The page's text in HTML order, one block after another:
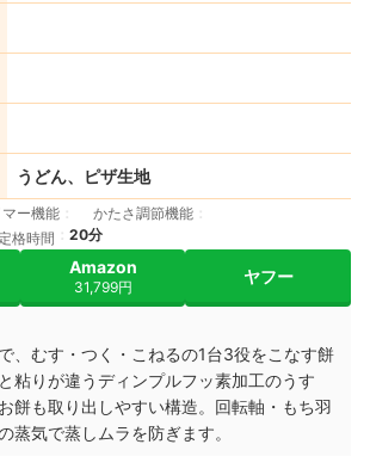
うどん、ピザ生地
ー機能
かたさ調節機能
定格時間 20分
Amazon
31,799円
ヤフー
、むす・つく・こねるの1台3役をこなす餅
粘りが違うディンプルフッ素加工のうす
餅も取り出しやすい構造。回転軸・もち羽
蒸気で蒸しムラを防ぎます。